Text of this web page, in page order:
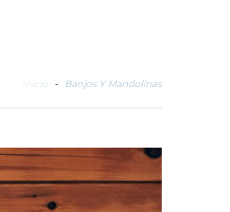
Inicio - Banjos Y Mandolinas